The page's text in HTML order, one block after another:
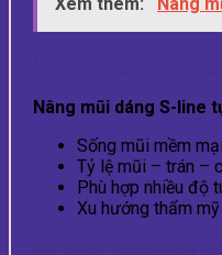
Nâng mũi dáng S-line
Sống mũi mềm
Tỷ lệ mũi – trán –
Phù hợp nhiều độ
Xu hướng thẩm